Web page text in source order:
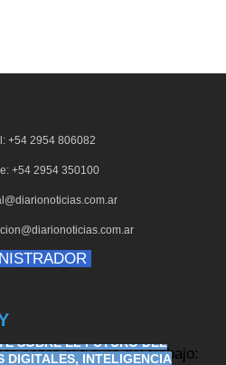
+54 2954 806082
+54 2954 350100
SOBRE EL FUTURO DEL
DIGITALES, INTELIGENCIA